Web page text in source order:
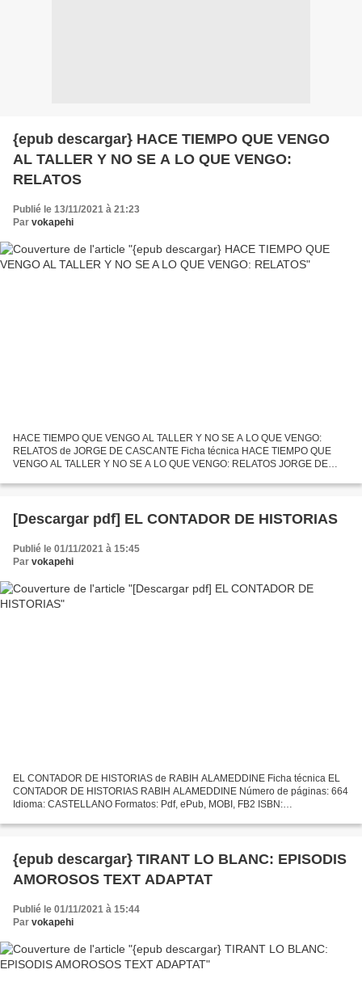
{epub descargar} HACE TIEMPO QUE VENGO
AL TALLER Y NO SE A LO QUE VENGO:
RELATOS
Publié le 13/11/2021 à 21:23
Par vokapehi
HACE TIEMPO QUE VENGO AL TALLER Y NO SE A LO QUE VENGO:
RELATOS de JORGE DE CASCANTE Ficha técnica HACE TIEMPO QUE
VENGO AL TALLER Y NO SE A LO QUE VENGO: RELATOS JORGE DE
ePub, MOBI, FB2...
[Descargar pdf] EL CONTADOR DE HISTORIAS
Publié le 01/11/2021 à 15:45
Par vokapehi
EL CONTADOR DE HISTORIAS de RABIH ALAMEDDINE Ficha técnica EL
CONTADOR DE HISTORIAS RABIH ALAMEDDINE Número de páginas: 664
Idioma: CASTELLANO Formatos: Pdf, ePub, MOBI, FB2 ISBN:
gratis...
{epub descargar} TIRANT LO BLANC: EPISODIS
AMOROSOS TEXT ADAPTAT
Publié le 01/11/2021 à 15:44
Par vokapehi